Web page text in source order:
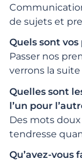
de sujets et
Quels sont
Passer nos
verrons la suite
Quelles sont
l’un pour
Des mots
tendresse
Qu’avez-vous